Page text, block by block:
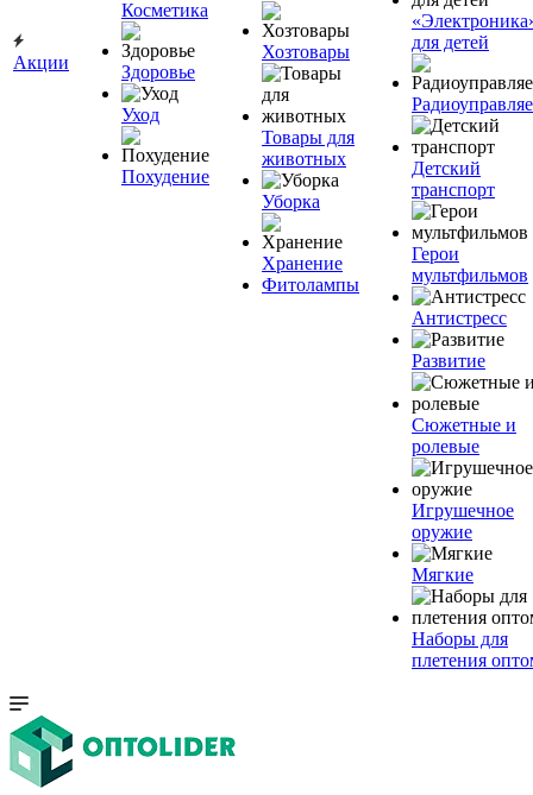
Акции
Косметика
Здоровье
Уход
Похудение
Хозтовары
Товары для
животных
Уборка
Хранение
Фитолампы
для детей
Детский
транспорт
Герои
мультфильмов
Антистресс
Развитие
Сюжетные и
ролевые
Игрушечное
оружие
Мягкие
Наборы для
плетения